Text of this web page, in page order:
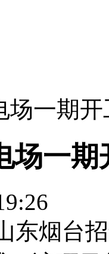
场一期
场一期
东烟台